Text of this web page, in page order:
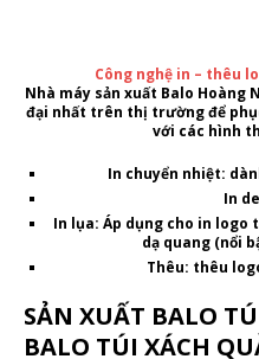
Công nghệ in – thêu
Nhà máy sản xuất Balo Hoàng
đại nhất trên thị trường để
với các hình
In chuyển nhiệt:
In
In lụa: Áp dụng cho in logo
dạ quang (nổi
Thêu: thêu
SẢN XUẤT BALO
BALO TÚI XÁCH